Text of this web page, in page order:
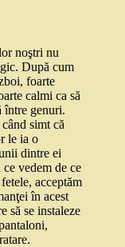
noştri nu
După cum
foarte
calmi ca să
între genuri.
simt că
le ia o
dintre ei
vedem de ce
acceptăm
în acest
să se instaleze